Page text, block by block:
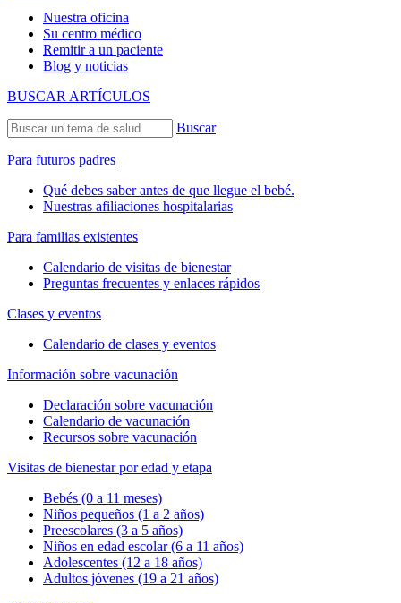
Nuestra oficina
Su centro médico
Remitir a un paciente
Blog y noticias
BUSCAR ARTÍCULOS
Buscar
Para futuros padres
Qué debes saber antes de que llegue el bebé.
Nuestras afiliaciones hospitalarias
Para familias existentes
Calendario de visitas de bienestar
Preguntas frecuentes y enlaces rápidos
Clases y eventos
Calendario de clases y eventos
Información sobre vacunación
Declaración sobre vacunación
Calendario de vacunación
Recursos sobre vacunación
Visitas de bienestar por edad y etapa
Bebés (0 a 11 meses)
Niños pequeños (1 a 2 años)
Preescolares (3 a 5 años)
Niños en edad escolar (6 a 11 años)
Adolescentes (12 a 18 años)
Adultos jóvenes (19 a 21 años)